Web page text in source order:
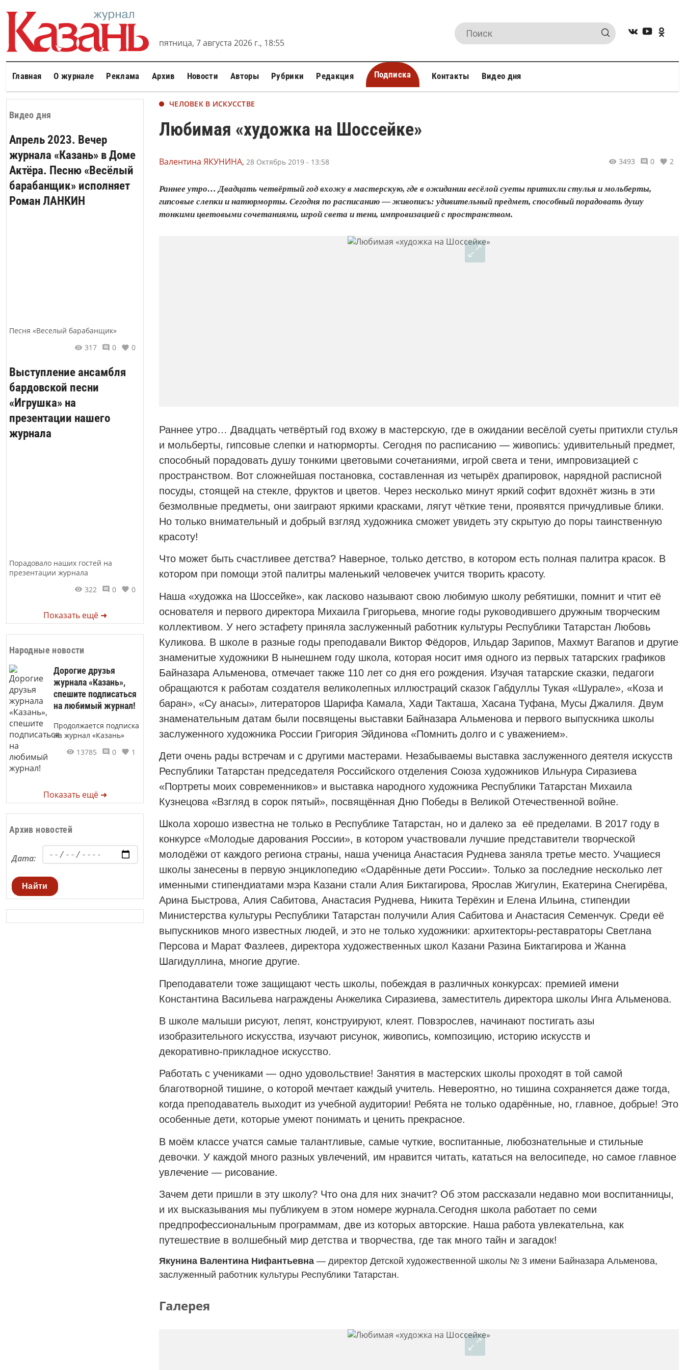
пятница, 7 августа 2026 г., 18:55
Главная О журнале Реклама Архив Новости Авторы Рубрики Редакция Подписка Контакты Видео дня
Видео дня
Апрель 2023. Вечер
журнала «Казань» в Доме
Актёра. Песню «Весёлый
барабанщик» исполняет
Роман ЛАНКИН
Песня «Веселый барабанщик»
317
0 0
Выступление ансамбля
бардовской песни
«Игрушка» на
презентации нашего
журнала
Порадовало наших гостей на
презентации журнала
322
0 0
Показать ещё ➜
Народные новости
Дорогие друзья
журнала «Казань»,
спешите подписаться
на любимый журнал!
Продолжается подписка
на журнал «Казань»
13785
0 1
Показать ещё ➜
Архив новостей
Дата:
Найти
ЧЕЛОВЕК В ИСКУССТВЕ
Любимая «художка на Шоссейке»
Валентина ЯКУНИНА, 28 Октябрь 2019 - 13:58 3493 0 2
Раннее утро… Двадцать четвёртый год вхожу в мастерскую, где в ожидании весёлой суеты притихли стулья и мольберты,
гипсовые слепки и натюрморты. Сегодня по расписанию — живопись: удивительный предмет, способный порадовать душу
тонкими цветовыми сочетаниями, игрой света и тени, импровизацией с пространством.
Раннее утро… Двадцать четвёртый год вхожу в мастерскую, где в ожидании весёлой суеты притихли стулья
и мольберты, гипсовые слепки и натюрморты. Сегодня по расписанию — живопись: удивительный предмет,
способный порадовать душу тонкими цветовыми сочетаниями, игрой света и тени, импровизацией с
пространством. Вот сложнейшая постановка, составленная из четырёх драпировок, нарядной расписной
посуды, стоящей на стекле, фруктов и цветов. Через несколько минут яркий софит вдохнёт жизнь в эти
безмолвные предметы, они заиграют яркими красками, лягут чёткие тени, проявятся причудливые блики.
Но только внимательный и добрый взгляд художника сможет увидеть эту скрытую до поры таинственную
красоту!
Что может быть счастливее детства? Наверное, только детство, в котором есть полная палитра красок. В
котором при помощи этой палитры маленький человечек учится творить красоту.
Наша «художка на Шоссейке», как ласково называют свою любимую школу ребятишки, помнит и чтит её
основателя и первого директора Михаила Григорьева, многие годы руководившего дружным творческим
коллективом. У него эстафету приняла заслуженный работник культуры Республики Татарстан Любовь
Куликова. В школе в разные годы преподавали Виктор Фёдоров, Ильдар Зарипов, Махмут Вагапов и другие
знаменитые художники В нынешнем году школа, которая носит имя одного из первых татарских графиков
Байназара Альменова, отмечает также 110 лет со дня его рождения. Изучая татарские сказки, педагоги
обращаются к работам создателя великолепных иллюстраций сказок Габдуллы Тукая «Шурале», «Коза и
баран», «Су анасы», литераторов Шарифа Камала, Хади Такташа, Хасана Туфана, Мусы Джалиля. Двум
знаменательным датам были посвящены выставки Байназара Альменова и первого выпускника школы
заслуженного художника России Григория Эйдинова «Помнить долго и с уважением».
Дети очень рады встречам и с другими мастерами. Незабываемы выставка заслуженного деятеля искусств
Республики Татарстан председателя Российского отделения Союза художников Ильнура Сиразиева
«Портреты моих современников» и выставка народного художника Республики Татарстан Михаила
Кузнецова «Взгляд в сорок пятый», посвящённая Дню Победы в Великой Отечественной войне.
Школа хорошо известна не только в Рес­публике Татарстан, но и далеко за её пределами. В 2017 году в
конкурсе «Молодые дарования России», в котором участвовали лучшие представители творческой
молодёжи от каждого региона страны, наша ученица Анастасия Руднева заняла третье место. Учащиеся
школы занесены в первую энциклопедию «Одарённые дети России». Только за последние несколько лет
именными стипендиатами мэра Казани стали Алия Биктагирова, Ярослав Жигулин, Екатерина Снегирёва,
Арина Быстрова, Алия Сабитова, Анастасия Руднева, Никита Терёхин и Елена Ильина, стипендии
Министерства культуры Республики Татарстан получили Алия Сабитова и Анастасия Семенчук. Среди её
выпускников много известных людей, и это не только художники: архитекторы‑реставраторы Светлана
Персова и Марат Фазлеев, директора художественных школ Казани Разина Биктагирова и Жанна
Шагидуллина, многие другие.
Преподаватели тоже защищают честь школы, побеждая в различных конкурсах: премией имени
Константина Васильева награждены Анжелика Сиразиева, заместитель директора школы Инга Альменова.
В школе малыши рисуют, лепят, конструируют, клеят. Повзрослев, начинают постигать азы
изобразительного искусства, изучают рисунок, живопись, композицию, историю искусств и
декоративно‑прикладное искусство.
Работать с учениками — одно удовольствие! Занятия в мастерских школы проходят в той самой
благотворной тишине, о которой мечтает каждый учитель. Невероятно, но тишина сохраняется даже тогда,
когда преподаватель выходит из учебной аудитории! Ребята не только одарённые, но, главное, добрые! Это
особенные дети, которые умеют понимать и ценить прекрасное.
В моём классе учатся самые талантливые, самые чуткие, воспитанные, любо­знательные и стильные
девочки. У каждой много разных увлечений, им нравится читать, кататься на велосипеде, но самое главное
увлечение — рисование.
Зачем дети пришли в эту школу? Что она для них значит? Об этом рассказали недавно мои воспитанницы,
и их высказывания мы публикуем в этом номере журнала.Сегодня школа работает по семи
предпрофессиональным программам, две из которых авторские. Наша работа увлекательна, как
путешествие в волшебный мир детства и творчества, где так много тайн и загадок!
Якунина Валентина Нифантьевна — директор Детской художественной школы № 3 имени Байназара Альменова,
заслуженный работник культуры Республики Татарстан.
Галерея